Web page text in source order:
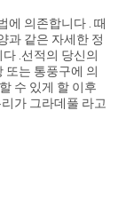
에 의존합니다 . 때
과 같은 자세한 정
.선적의 당신의
또는 통풍구에 의
수 있게 할 이후
가 그라데풀 라고